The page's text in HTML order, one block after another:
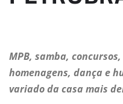
MPB, samba,
homenagens, dança e
variado da casa mais